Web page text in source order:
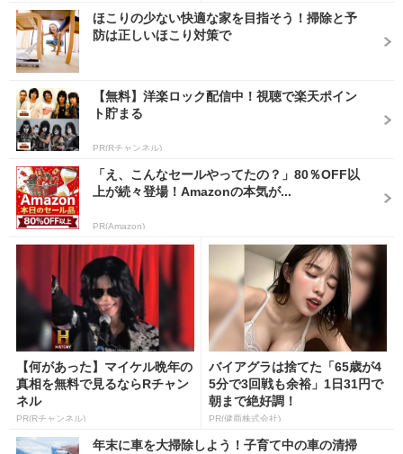
ほこりの少ない快適な家を目指そう！掃除と予
防は正しいほこり対策で
【無料】洋楽ロック配信中！視聴で楽天ポイン
ト貯まる
PR(Rチャンネル)
「え、こんなセールやってたの？」80％OFF以
上が続々登場！Amazonの本気が...
PR(Amazon)
【何があった】マイケル晩年の
真相を無料で見るならRチャン
ネル
PR(Rチャンネル)
バイアグラは捨てた「65歳が4
5分で3回戦も余裕」1日31円で
朝まで絶好調！
PR(健商株式会社)
年末に車を大掃除しよう！子育て中の車の清掃